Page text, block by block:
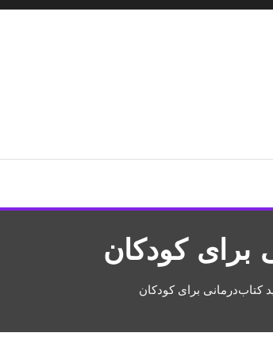
برای کودکان
کتاب‌درمانی برای کودکان